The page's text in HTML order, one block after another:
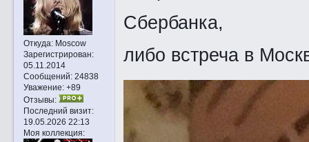
Откуда:Moscow
Зарегистрирован:
05.11.2014
Сообщений:24838
Уважение: +89
Отзывы:
Последний визит:
19.05.2026 22:13
Моя коллекция:
Сбербанка,
либо встреча в